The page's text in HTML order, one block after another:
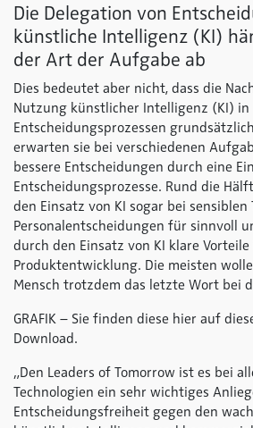
Die Delegation von
künstliche Intelligenz (KI)
der Art der Aufgabe ab
Dies bedeutet aber nicht, dass die
Nutzung künstlicher Intelligenz (KI) in
Entscheidungsprozessen
erwarten sie bei verschiedenen
bessere Entscheidungen durch eine
Entscheidungsprozesse. Rund die
den Einsatz von KI sogar bei sensiblen
Personalentscheidungen für sinnvoll
durch den Einsatz von KI klare
Produktentwicklung. Die meisten
Mensch trotzdem das letzte Wort bei
GRAFIK – Sie finden diese hier auf
Download.
„Den Leaders of Tomorrow ist es bei
Technologien ein sehr wichtiges
Entscheidungsfreiheit gegen den